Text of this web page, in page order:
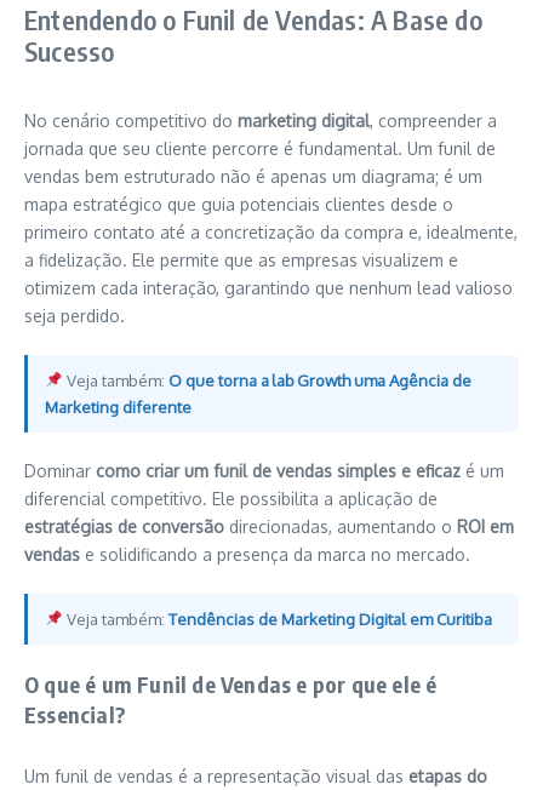
Entendendo o Funil de Vendas: A Base do
Sucesso
No cenário competitivo do marketing digital, compreender a
jornada que seu cliente percorre é fundamental. Um funil de
vendas bem estruturado não é apenas um diagrama; é um
mapa estratégico que guia potenciais clientes desde o
primeiro contato até a concretização da compra e, idealmente,
a fidelização. Ele permite que as empresas visualizem e
otimizem cada interação, garantindo que nenhum lead valioso
seja perdido.
Veja também:O que torna a lab Growth uma Agência de
Marketing diferente
Dominar como criar um funil de vendas simples e eficaz é um
diferencial competitivo. Ele possibilita a aplicação de
estratégias de conversão direcionadas, aumentando o ROI em
vendas e solidificando a presença da marca no mercado.
Veja também:Tendências de Marketing Digital em Curitiba
O que é um Funil de Vendas e por que ele é
Essencial?
Um funil de vendas é a representação visual das etapas do